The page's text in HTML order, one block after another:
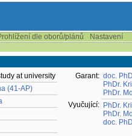
dle oborů/plánů
Nastavení
at university
(41-AP)
Garant: doc.
PhDr.
PhDr.
Vyučující: PhDr.
PhDr.
doc.